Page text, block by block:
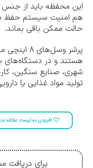
این محفظه باید از
هم امنیت سیستم حفظ
حالت ممکن باقی بماند.
پرشر
هستند و در دستگاه‌های
شهری، صنایع سنگین،
تولید مواد غذایی یا
افزودن به لیست علاقه
برای دریافت